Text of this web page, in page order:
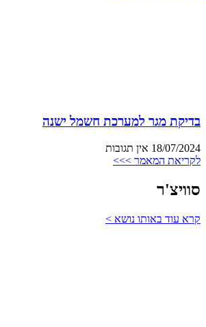
בדיקת מגר למערכת חשמל ישנה
18/07/2024 אין תגובות
לקריאת המאמר >>>
סוויצ'ר
קרא עוד באותו נושא >